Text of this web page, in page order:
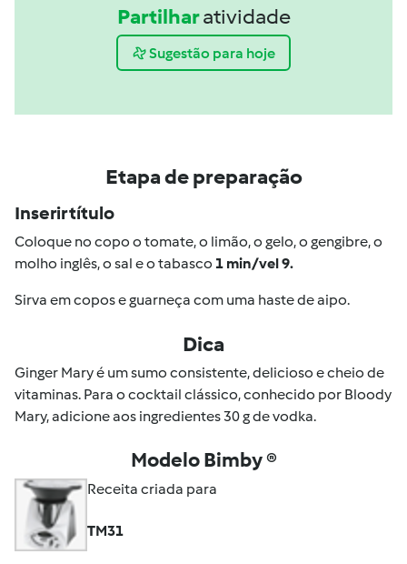
Partilharatividade
Sugestão para hoje
Etapa de preparação
Inserir título
Coloque no copo o tomate, o limão, o gelo, o gengibre, o
molho inglês, o sal e o tabasco 1 min/vel 9.
Sirva em copos e guarneça com uma haste de aipo.
Dica
Ginger Mary é um sumo consistente, delicioso e cheio de
vitaminas. Para o cocktail clássico, conhecido por Bloody
Mary, adicione aos ingredientes 30 g de vodka.
Modelo Bimby ®
Receita criada para
TM31